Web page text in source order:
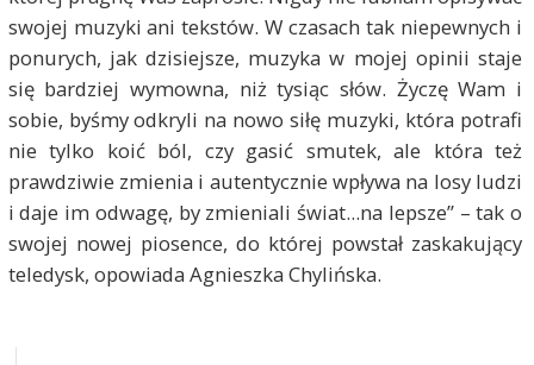
swojej muzyki ani tekstów. W czasach tak niepewnych i
ponurych, jak dzisiejsze, muzyka w mojej opinii staje
się bardziej wymowna, niż tysiąc słów. Życzę Wam i
sobie, byśmy odkryli na nowo siłę muzyki, która potrafi
nie tylko koić ból, czy gasić smutek, ale która też
prawdziwie zmienia i autentycznie wpływa na losy ludzi
i daje im odwagę, by zmieniali świat...na lepsze” – tak o
swojej nowej piosence, do której powstał zaskakujący
teledysk, opowiada Agnieszka Chylińska.